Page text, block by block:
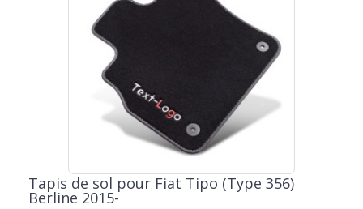
Tapis de sol pour Fiat Tipo (Type 356)
Berline 2015-